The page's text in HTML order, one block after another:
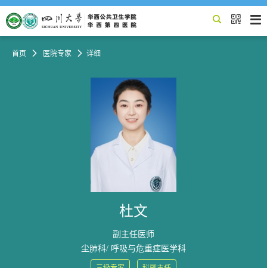
 
首页  医院专家  详细
杜文
副主任医师
尘肺科/ 呼吸与危重症医学科